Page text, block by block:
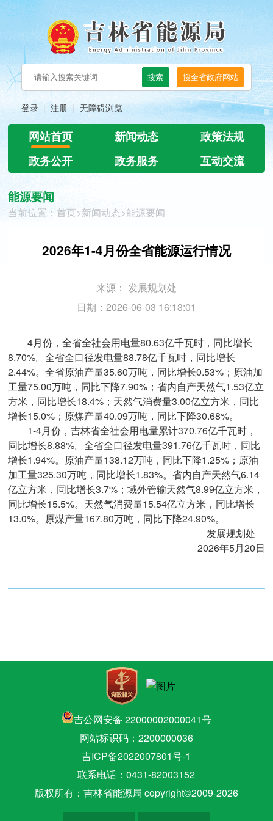
登录 注册 无障碍浏览
网站首页 新闻动态
政策法规
政务公开
政务服务 互动交流
能源要闻
当前位置：首页>新闻动态>能源要闻
2026年1-4月份全省能源运行情况
来源： 发展规划处
日期：2026-06-03 16:13:01
4月份，全省全社会用电量80.63亿千瓦时，同比增长
8.70%。全省全口径发电量88.78亿千瓦时，同比增长
2.44%。全省原油产量35.60万吨，同比增长0.53% ；原油加
工量75.00万吨，同比下降7.90% ；省内自产天然气1.53亿立
方米，同比增长18.4% ；天然气消费量3.00亿立方米，同比
增长15.0% ；原煤产量40.09万吨，同比下降30.68%。
1-4月份，吉林省全社会用电量累计370.76亿千瓦时，
同比增长8.88%。全省全口径发电量391.76亿千瓦时，同比
增长1.94%。原油产量138.12万吨，同比下降1.25%；原油
加工量325.30万吨，同比增长1.83%。省内自产天然气6.14
亿立方米，同比增长3.7%；域外管输天然气8.99亿立方米，
同比增长15.5%。天然气消费量15.54亿立方米，同比增长
13.0%。原煤产量167.80万吨，同比下降24.90%。
发展规划处
2026年5月20日
吉公网安备 22000002000041号
网站标识码：2200000036
吉ICP备2022007801号-1
联系电话：0431-82003152
版权所有：吉林省能源局 copyright©2009-2026